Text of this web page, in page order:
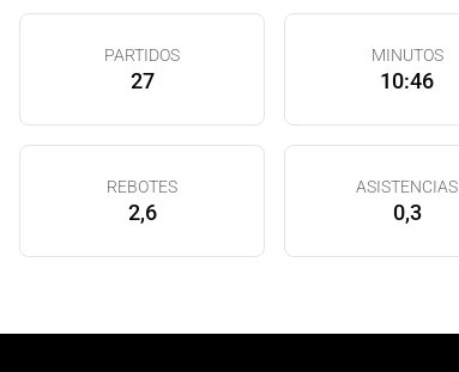
PARTIDOS
27
MINUTOS
10:46
REBOTES
2,6
ASISTENCIAS
0,3